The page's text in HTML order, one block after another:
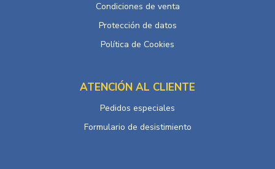
Condiciones de venta
Protección de datos
Política de Cookies
ATENCIÓN AL CLIENTE
Pedidos especiales
Formulario de desistimiento